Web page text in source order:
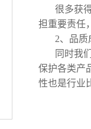
很多获
担重要责任
2、品
同时我
保护各类产
性也是行业